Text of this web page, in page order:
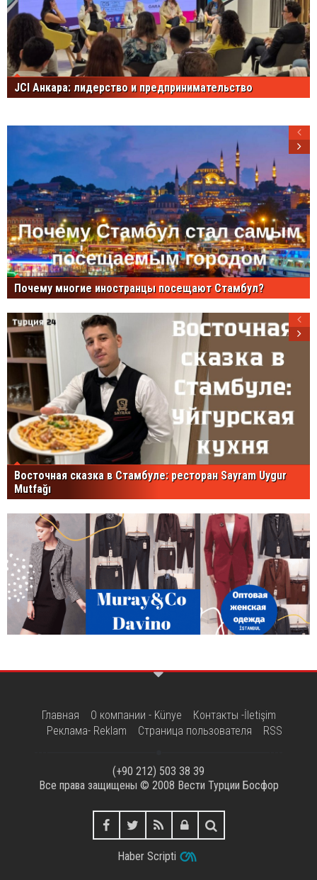
JCI Анкара: лидерство и предпринимательство
Почему многие иностранцы посещают Стамбул?
Восточная сказка в Стамбуле: ресторан Sayram Uygur
Mutfağı
Главная О компании - Künye
Контакты -İletişim
Реклама- Reklam
Страница пользователя RSS
(+90 212) 503 38 39
Все права защищены © 2008 Вести Турции Босфор
Haber Scripti